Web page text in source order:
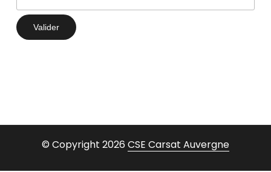
© Copyright 2026 CSE Carsat Auvergne